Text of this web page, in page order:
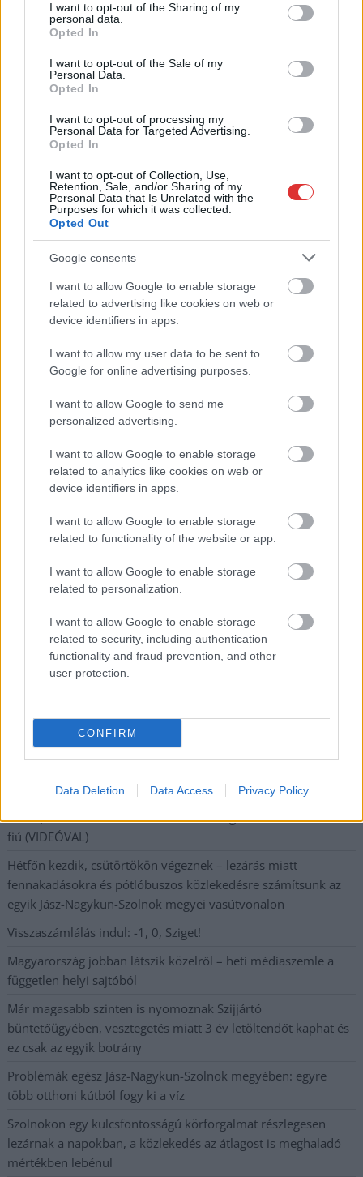
not limited to your visit or usage behaviour. You may click to
grant or deny consent to Google and its third-party tags to
use your data for below specified purposes in below Google
consent section.
I want to opt-out of the Sharing of my
personal data.
Opted In
I want to opt-out of the Sale of my
Personal Data.
Opted In
I want to opt-out of processing my
Personal Data for Targeted Advertising.
Opted In
I want to opt-out of Collection, Use,
Retention, Sale, and/or Sharing of my
Personal Data that Is Unrelated with the
Purposes for which it was collected.
Opted Out
Google consents
I want to allow Google to enable storage
related to advertising like cookies on web or
device identifiers in apps.
I want to allow my user data to be sent to
Google for online advertising purposes.
I want to allow Google to send me
personalized advertising.
I want to allow Google to enable storage
related to analytics like cookies on web or
device identifiers in apps.
I want to allow Google to enable storage
related to functionality of the website or app.
I want to allow Google to enable storage
related to personalization.
I want to allow Google to enable storage
related to security, including authentication
functionality and fraud prevention, and other
user protection.
CONFIRM
Data Deletion Data Access Privacy Policy
2026.08.07. Horváth Zsolt
Györfi Mihály több tucat vállalkozással egyeztetett
Rövid idő alatt számos vállalkozás jelezte, hogy segítene
azoknak a munkavállalóknak, akik a tószegi kerékpárgyár
Adja meg keresztnevét:
meg e-mail címét:
Megismertem és elfogadom a
ot
Nem szeretne lemaradni semmiről? Csak egy kattintás, és hírlevelünk a
legfrissebb információkkal és exkluzív tartalmakkal hétről hétre
A SZOL24 legfrissebb 24 cikke
A Tisza Párt Dr. Baka Andrást jelöli köztársasági elnöknek
Óriási, több mint két méteres harcsát fogott a Tiszán a 13 éves
fiú (VIDEÓVAL)
Hétfőn kezdik, csütörtökön végeznek – lezárás miatt
fennakadásokra és pótlóbuszos közlekedésre számítsunk az
egyik Jász-Nagykun-Szolnok megyei vasútvonalon
Visszaszámlálás indul: -1, 0, Sziget!
Magyarország jobban látszik közelről – heti médiaszemle a
független helyi sajtóból
Már magasabb szinten is nyomoznak Szijjártó
büntetőügyében, vesztegetés miatt 3 év letöltendőt kaphat és
ez csak az egyik botrány
Problémák egész Jász-Nagykun-Szolnok megyében: egyre
több otthoni kútból fogy ki a víz
Szolnokon egy kulcsfontosságú körforgalmat részlegesen
lezárnak a napokban, a közlekedés az átlagost is meghaladó
mértékben lebénul